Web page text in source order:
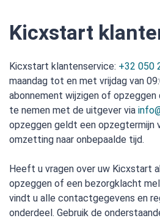
Kicxstart
Kicxstart klantenservice: +32 050
maandag tot en met vrijdag van
abonnement wijzigen of
te nemen met de uitgever via
opzeggen geldt een opzegtermijn
omzetting naar onbepaalde tijd.
Heeft u vragen over uw Kicxstart
opzeggen of een bezorgklacht
vindt u alle contactgegevens en
onderdeel. Gebruik de